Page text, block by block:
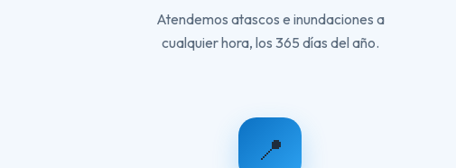
Atendemos atascos e inundaciones a
cualquier hora, los 365 días del año.
📍